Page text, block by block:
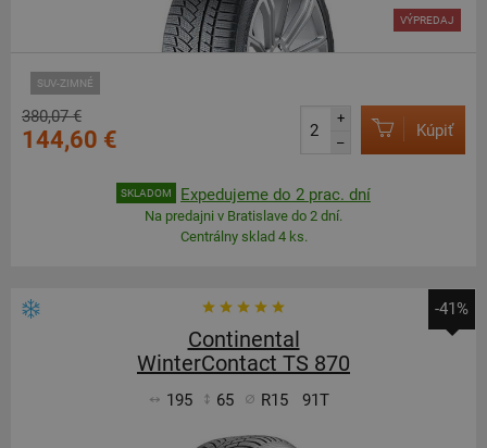
SUV-ZIMNÉ
VÝPREDAJ
380,07 €
144,60 €
+
–
Kúpiť
SKLADOM Expedujeme do 2 prac. dní
Na predajni v Bratislave do 2 dní.
Centrálny sklad 4 ks.
-41%
Continental
WinterContact TS 870
195 65 R15 91T